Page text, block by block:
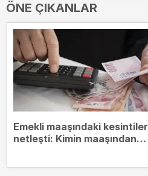
ÖNE ÇIKANLAR
Emekli maaşındaki kesintiler
netleşti: Kimin maaşından